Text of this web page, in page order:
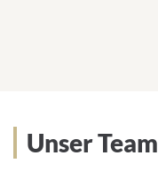
Unser Team